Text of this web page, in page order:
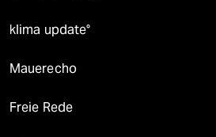
klima update°
Mauerecho
Freie Rede